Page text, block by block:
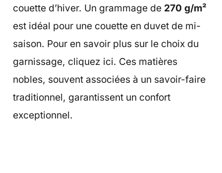
couette d’hiver. Un grammage de 270 g/m²
est idéal pour une couette en duvet de mi-
saison. Pour en savoir plus sur le choix du
garnissage, cliquez ici. Ces matières
nobles, souvent associées à un savoir-faire
traditionnel, garantissent un confort
exceptionnel.